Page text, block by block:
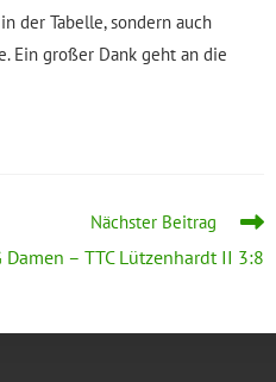
der Tabelle, sondern auch
Ein großer Dank geht an die
Nächster Beitrag
Damen – TTC Lützenhardt II 3:8